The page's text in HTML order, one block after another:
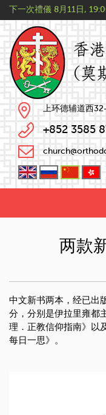
下一次禮儀 8月11日,
上环德辅道西
+852 3585
两款
中文新书​​两本，经已出
分，分别是伊拉里雍都
理．正教信仰指南》以
每日一思》。